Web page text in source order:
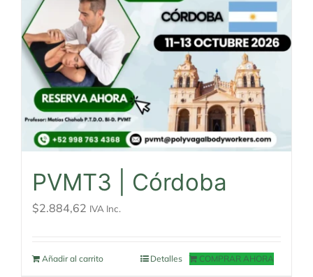
PVMT3 | Córdoba
$2.884,62 IVA Inc.
Añadir al carrito COMPRAR AHORA
Detalles